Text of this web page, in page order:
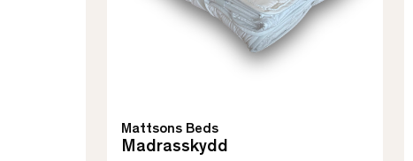
Mattsons Beds
Madrasskydd